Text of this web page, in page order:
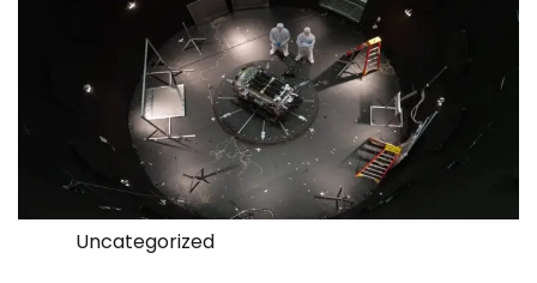
Uncategorized